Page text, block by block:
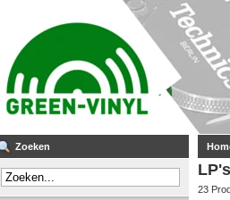
Zoeken
23